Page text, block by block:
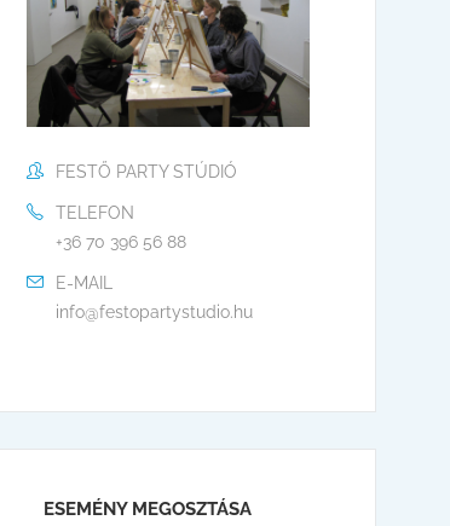
FESTŐ PARTY STÚDIÓ
TELEFON
+36 70 396 56 88
E-MAIL
info@festopartystudio.hu
ESEMÉNY MEGOSZTÁSA